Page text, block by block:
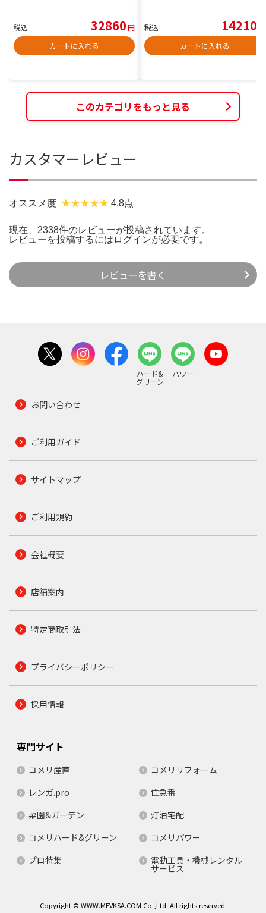
税込 32860円
カートに入れる
税込 14210
カートに入れる
このカテゴリをもっと見る
カスタマーレビュー
オススメ度 4.8点
現在、2338件のレビューが投稿されています。
レビューを投稿するには ログインが必要です。
レビューを書く
ハード&
グリーン
パワー
お問い合わせ
ご利用ガイド
サイトマップ
ご利用規約
会社概要
店舗案内
特定商取引法
プライバシーポリシー
採用情報
専門サイト
コメリ産直
コメリリフォーム
レンガ.pro
住急番
菜園&ガーデン
灯油宅配
コメリハード&グリーン
コメリパワー
プロ特集
電動工具・機械レンタル
サービス
Copyright © WWW.MEVKSA.COM Co.,Ltd. All rights reserved.